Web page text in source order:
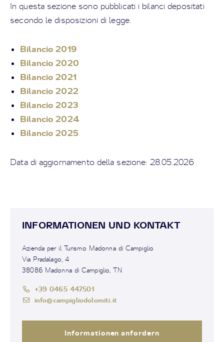
In questa sezione sono pubblicati i bilanci depositati
secondo le disposizioni di legge.
Bilancio 2019
Bilancio 2020
Bilancio 2021
Bilancio 2022
Bilancio 2023
Bilancio 2024
Bilancio 2025
Data di aggiornamento della sezione: 28.05.2026
INFORMATIONEN UND KONTAKT
Azienda per il Turismo Madonna di Campiglio
Via Pradalago, 4
38086 Madonna di Campiglio, TN
+39 0465 447501
info@campigliodolomiti.it
Informationen anfordern